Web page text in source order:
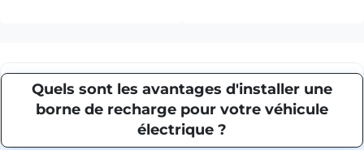
Quels sont les avantages d'installer une
borne de recharge pour votre véhicule
électrique ?